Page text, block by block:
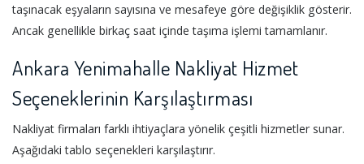
taşınacak eşyaların sayısına ve mesafeye göre değişiklik gösterir.
Ancak genellikle birkaç saat içinde taşıma işlemi tamamlanır.
Ankara Yenimahalle Nakliyat Hizmet
Seçeneklerinin Karşılaştırması
Nakliyat firmaları farklı ihtiyaçlara yönelik çeşitli hizmetler sunar.
Aşağıdaki tablo seçenekleri karşılaştırır.